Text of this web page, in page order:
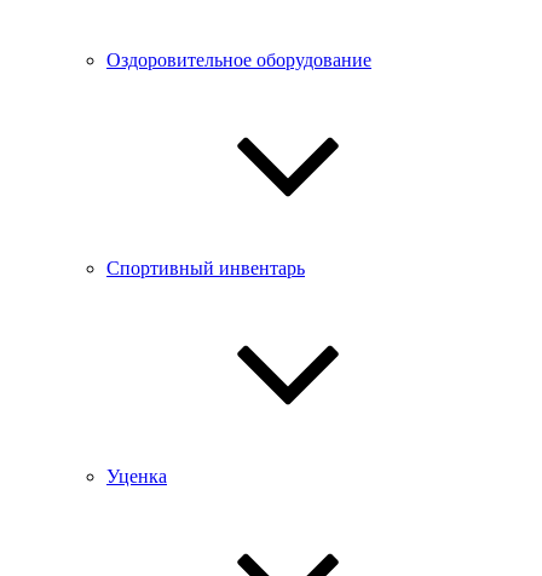
Оздоровительное оборудование
Спортивный инвентарь
Уценка